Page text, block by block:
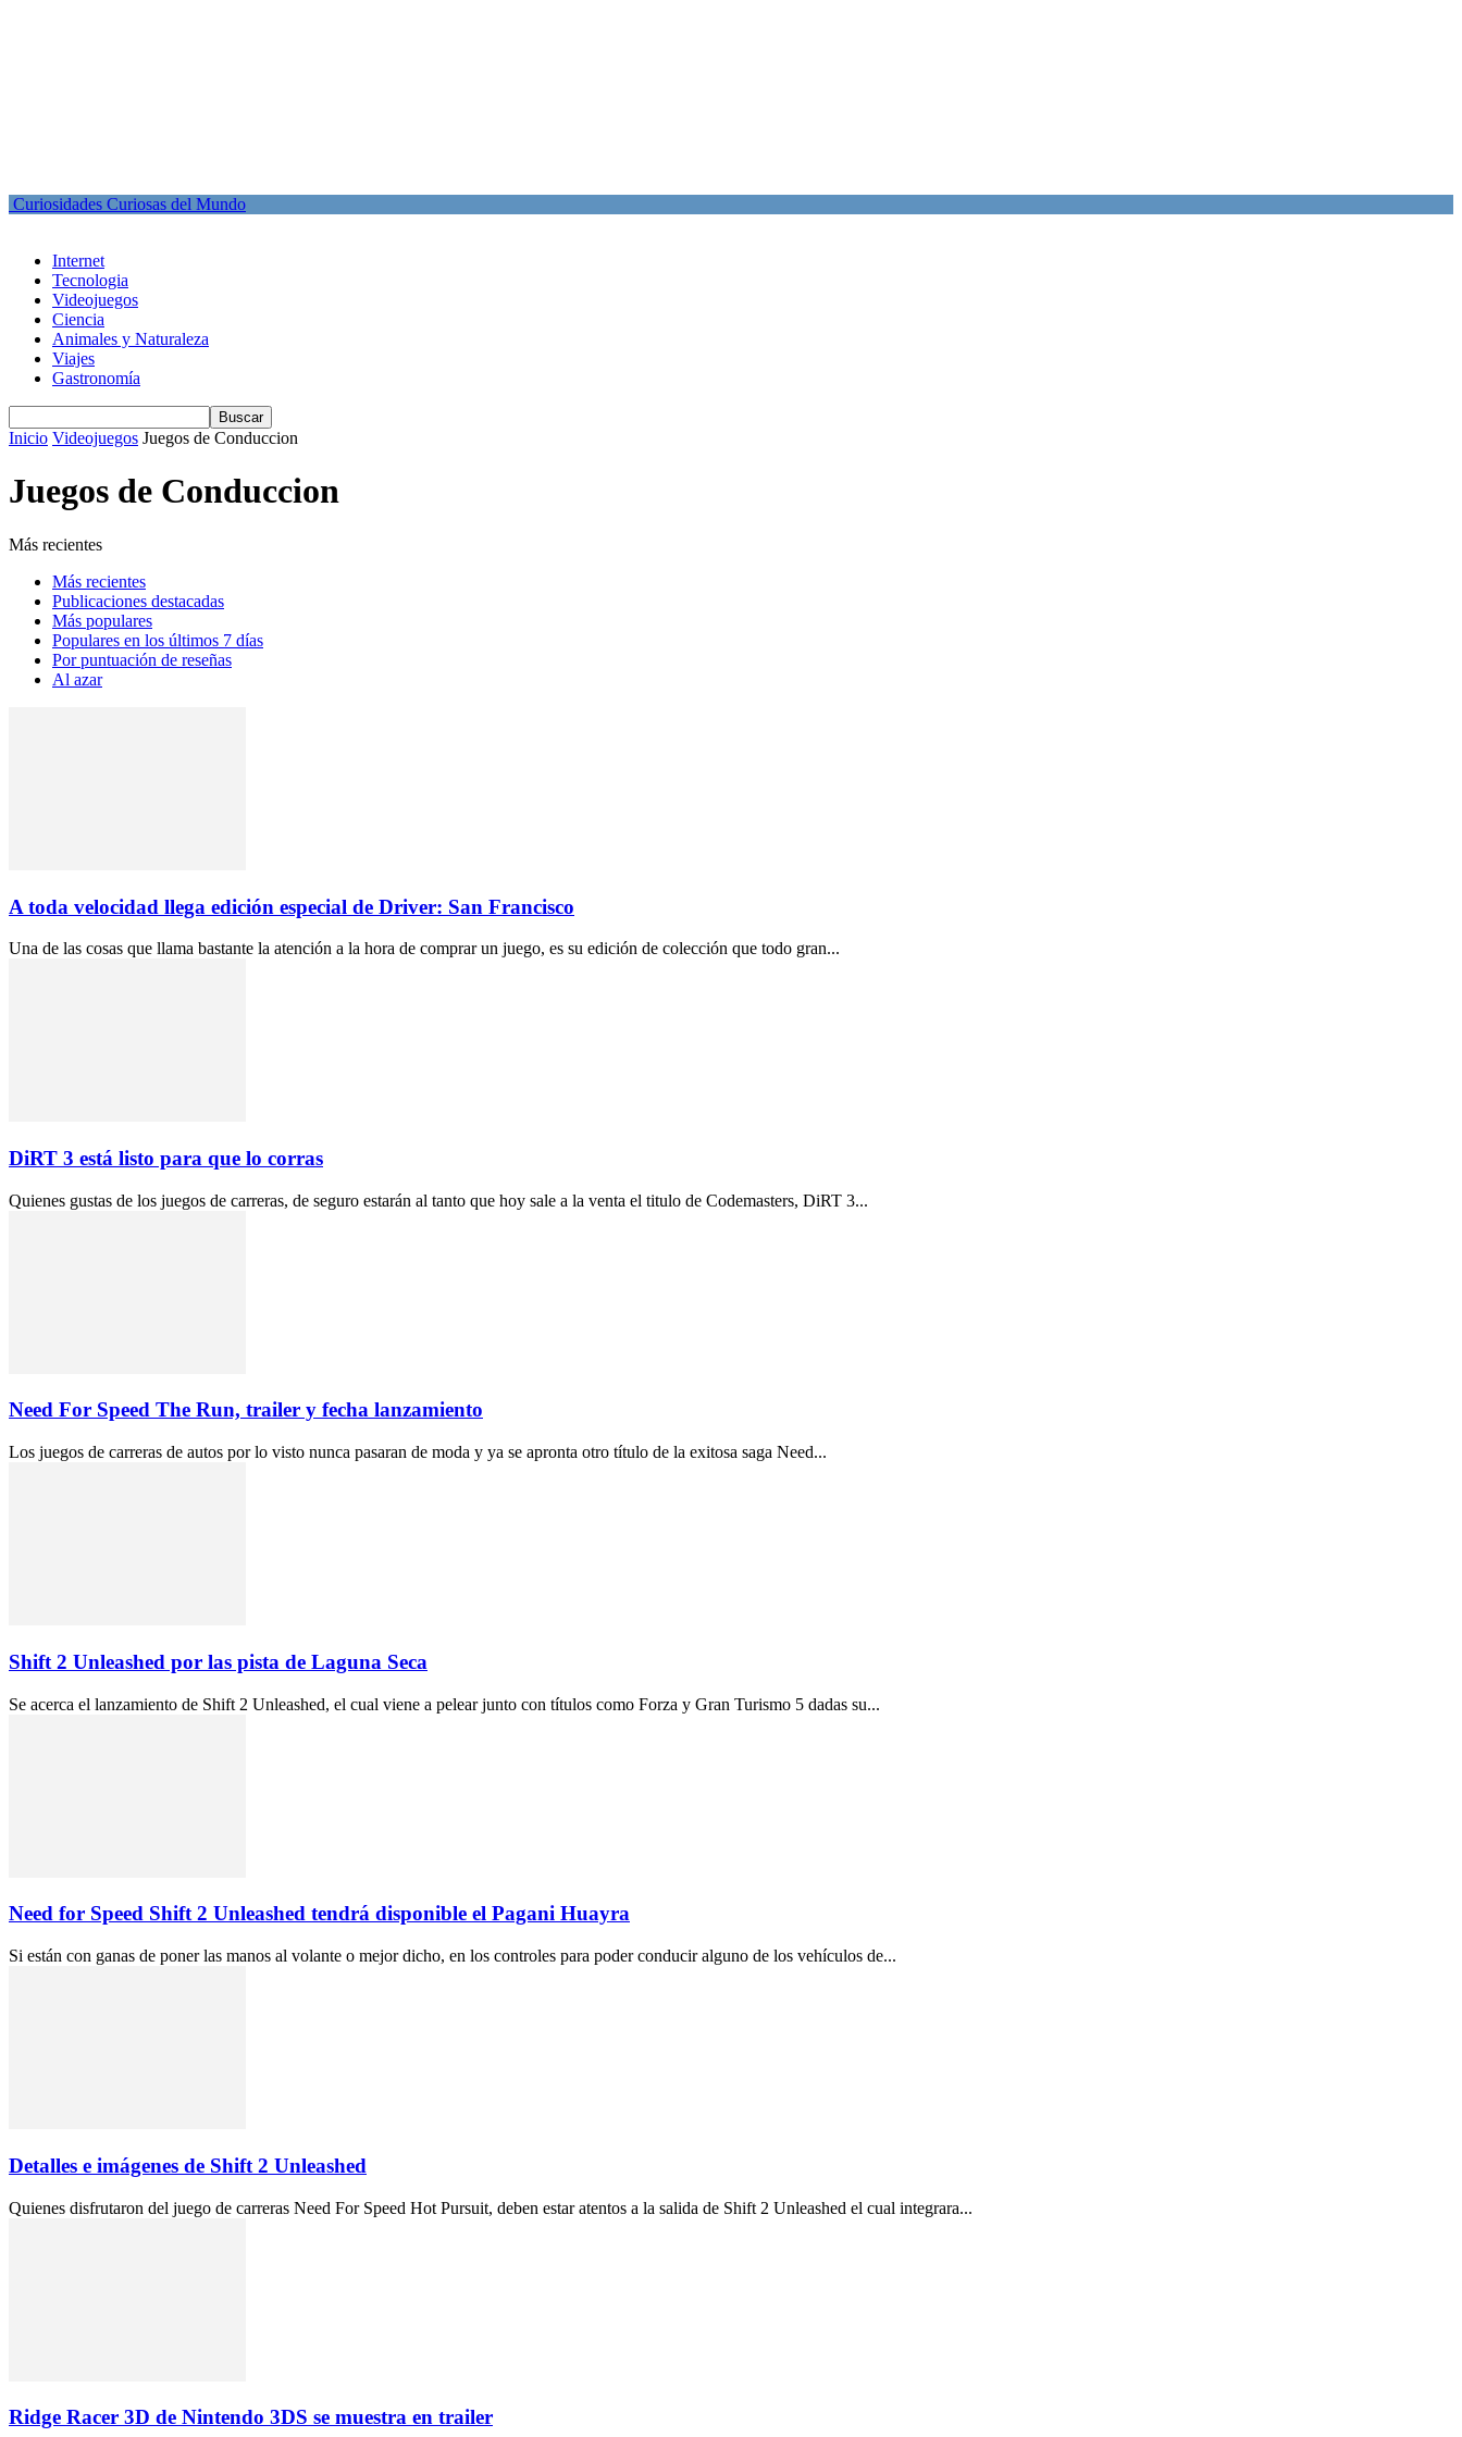
Curiosidades Curiosas del Mundo
Internet
Tecnologia
Videojuegos
Ciencia
Animales y Naturaleza
Viajes
Gastronomía
Inicio Videojuegos Juegos de Conduccion
Juegos de Conduccion
Más recientes
Más recientes
Publicaciones destacadas
Más populares
Populares en los últimos 7 días
Por puntuación de reseñas
Al azar
A toda velocidad llega edición especial de Driver: San Francisco
Una de las cosas que llama bastante la atención a la hora de comprar un juego, es su edición de colección que todo gran...
DiRT 3 está listo para que lo corras
Quienes gustas de los juegos de carreras, de seguro estarán al tanto que hoy sale a la venta el titulo de Codemasters, DiRT 3...
Need For Speed The Run, trailer y fecha lanzamiento
Los juegos de carreras de autos por lo visto nunca pasaran de moda y ya se apronta otro título de la exitosa saga Need...
Shift 2 Unleashed por las pista de Laguna Seca
Se acerca el lanzamiento de Shift 2 Unleashed, el cual viene a pelear junto con títulos como Forza y Gran Turismo 5 dadas su...
Need for Speed Shift 2 Unleashed tendrá disponible el Pagani Huayra
Si están con ganas de poner las manos al volante o mejor dicho, en los controles para poder conducir alguno de los vehículos de...
Detalles e imágenes de Shift 2 Unleashed
Quienes disfrutaron del juego de carreras Need For Speed Hot Pursuit, deben estar atentos a la salida de Shift 2 Unleashed el cual integrara...
Ridge Racer 3D de Nintendo 3DS se muestra en trailer